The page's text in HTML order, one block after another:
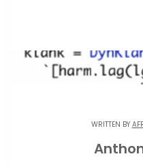
WRITTEN BY